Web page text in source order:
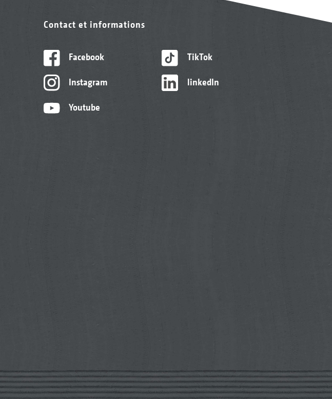
Contact et informations
Facebook
Instagram
Youtube
TikTok
linkedIn